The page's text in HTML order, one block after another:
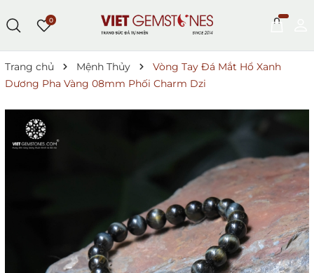
0
Trang chủ Mệnh Thủy
Vòng Tay Đá Mắt Hổ Xanh
Dương Pha Vàng 08mm Phối Charm Dzi